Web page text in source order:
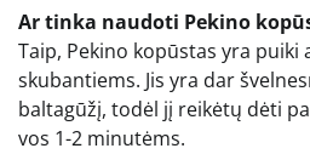
Ar tinka naudoti Pekino
Taip, Pekino kopūstas yra puiki
skubantiems. Jis yra dar
baltagūžį, todėl jį reikėtų dėti
vos 1-2 minutėms.